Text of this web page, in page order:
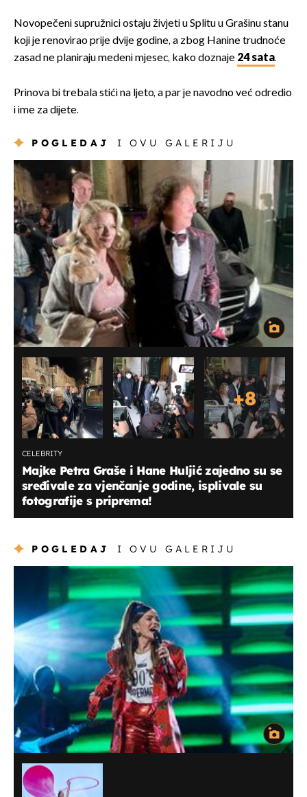
Novopečeni supružnici ostaju živjeti u Splitu u Grašinu stanu
koji je renovirao prije dvije godine, a zbog Hanine trudnoće
zasad ne planiraju medeni mjesec, kako doznaje 24 sata.
Prinova bi trebala stići na ljeto, a par je navodno već odredio
i ime za dijete.
POGLEDAJ I OVU GALERIJU
+8
CELEBRITY
Majke Petra Graše i Hane Huljić zajedno su se
sređivale za vjenčanje godine, isplivale su
fotografije s priprema!
POGLEDAJ I OVU GALERIJU